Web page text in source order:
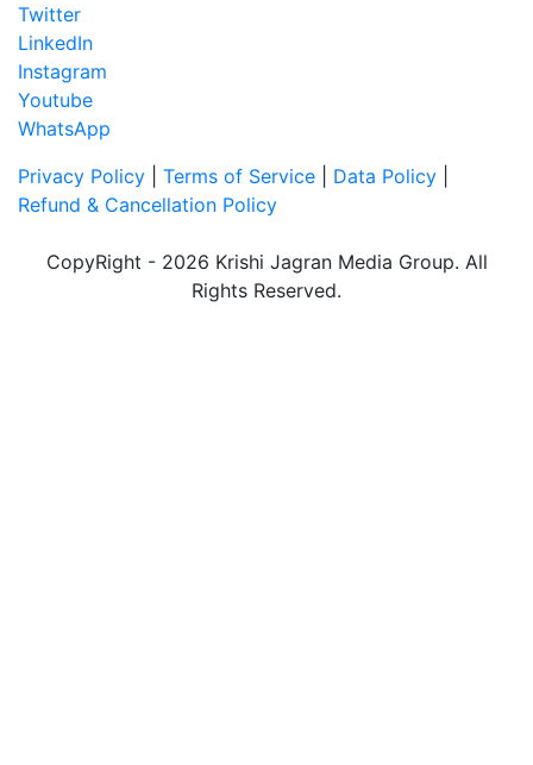
Twitter
LinkedIn
Instagram
Youtube
WhatsApp
Privacy Policy
Terms of Service Data Policy
Refund & Cancellation Policy
CopyRight - 2026 Krishi Jagran Media Group. All
Rights Reserved.